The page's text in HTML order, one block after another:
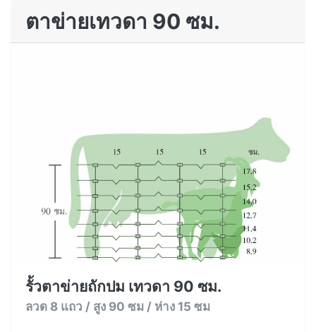
ตาข่ายเทวดา 90 ซม.
รั้วตาข่ายถักปม เทวดา 90 ซม.
ลวด 8 แถว / สูง 90 ซม / ห่าง 15 ซม